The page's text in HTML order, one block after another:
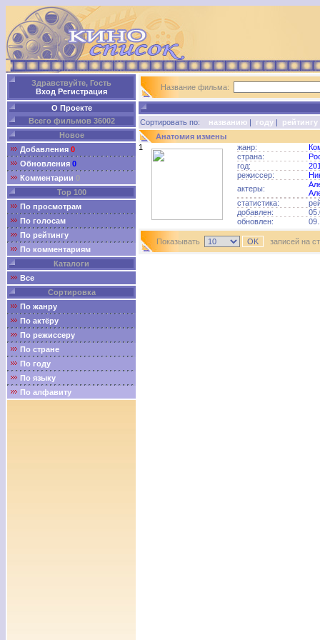
Здравствуйте, Гость
Вход Регистрация
О Проекте
Всего фильмов 36002
Новое
Добавления 0
Обновления 0
Комментарии 0
Top 100
По просмотрам
По голосам
По рейтингу
По комментариям
Каталоги
Все
Сортировка
По жанру
По актёру
По режиссеру
По стране
По году
По языку
По алфавиту
Название фильма:
Сортировать по: названию | году | рейтингу
Анатомия измены
1
жанр:
страна:
год:
режиссер:
актеры:
статистика:
добавлен:
обновлен:
Показывать записей на